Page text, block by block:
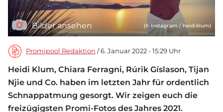
Bilder ansehen (© Instagram / heidiklum)
Promipool Redaktion / 6. Januar 2022 - 15:29 Uhr
Heidi Klum, Chiara Ferragni, Rúrik Gíslason, Tijan
Njie und Co. haben im letzten Jahr für ordentlich
Schnappatmung gesorgt. Wir zeigen euch die
freizügigsten Promi-Fotos des Jahres 2021.